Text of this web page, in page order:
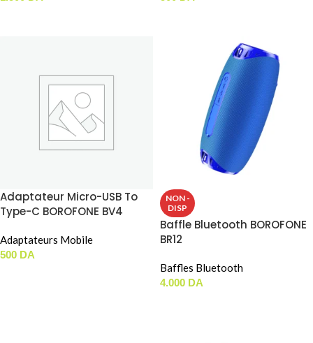
Adaptateur Micro-USB To
Type-C BOROFONE BV4
Adaptateurs Mobile
500 DA
NON -
DISP
Baffle Bluetooth BOROFONE
BR12
Baffles Bluetooth
4.000 DA